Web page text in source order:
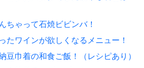
ちゃって石焼ビビンバ！
たワインが欲しくなるメニュー！
豆巾着の和食ご飯！（レシピあり）